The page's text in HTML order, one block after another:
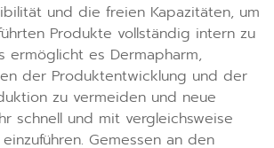
und die freien Kapazitäten, um
Produkte vollständig intern zu
ermöglicht es Dermapharm,
der Produktentwicklung und der
zu vermeiden und neue
schnell und mit vergleichsweise
Gemessen an den